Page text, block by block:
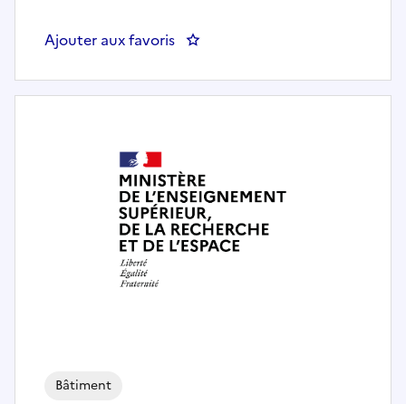
Ajouter aux favoris : Electricien.ne (DPIL)
Bâtiment